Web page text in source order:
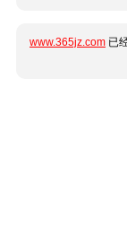
www.365jz.com 已